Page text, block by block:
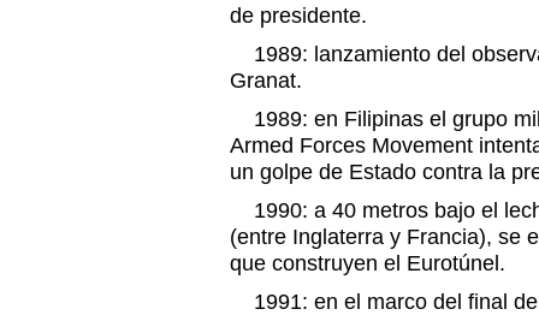
de presidente.
1989: lanzamiento del
Granat.
1989: en Filipinas el grupo
Armed Forces Movement
un golpe de Estado contra la
1990: a 40 metros bajo el
(entre Inglaterra y Francia), se
que construyen el Eurotúnel.
1991: en el marco del final